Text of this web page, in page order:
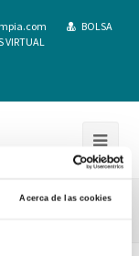
Acerca de las cookies
BOLSA
VIRTUAL